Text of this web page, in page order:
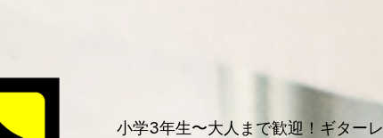
小学3年生〜大人まで歓迎！ギター